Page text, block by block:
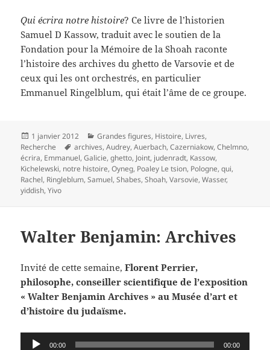
Qui écrira notre histoire? Ce livre de l’historien
Samuel D Kassow, traduit avec le soutien de la
Fondation pour la Mémoire de la Shoah raconte
l’histoire des archives du ghetto de Varsovie et de
ceux qui les ont orchestrés, en particulier
Emmanuel Ringelblum, qui était l’âme de ce groupe.
Publié
le
1 janvier 2012 Catégories
Grandes figures, Histoire, Livres,
Recherche
Mots-
clés
archives,Audrey,Auerbach,Cazerniakow,Chelmno,
écrira, Emmanuel,Galicie,ghetto, Joint, judenradt, Kassow,
Kichelewski, notre histoire,Oyneg, Poaley Le tsion, Pologne,qui,
Rachel, Ringleblum,Samuel,Shabes,Shoah,Varsovie,Wasser,
yiddish,Yivo
Walter Benjamin: Archives
Invité de cette semaine,Florent Perrier,
philosophe, conseiller scientifique de l’exposition
« Walter Benjamin Archives » au Musée d’art et
d’histoire du judaïsme.
Lecteur 00:00 00:00